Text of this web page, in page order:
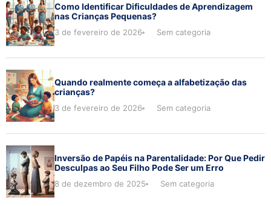
Como Identificar Dificuldades de Aprendizagem
nas Crianças Pequenas?
3 de fevereiro de 2026 Sem categoria
Quando realmente começa a alfabetização das
crianças?
3 de fevereiro de 2026 Sem categoria
Inversão de Papéis na Parentalidade: Por Que Pedir
Desculpas ao Seu Filho Pode Ser um Erro
8 de dezembro de 2025 Sem categoria